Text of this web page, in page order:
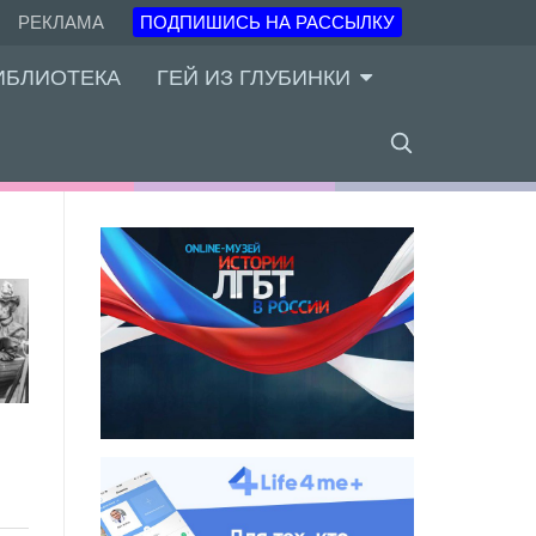
РЕКЛАМА ПОДПИШИСЬ НА РАССЫЛКУ
ГЕЙ ИЗ ГЛУБИНКИ